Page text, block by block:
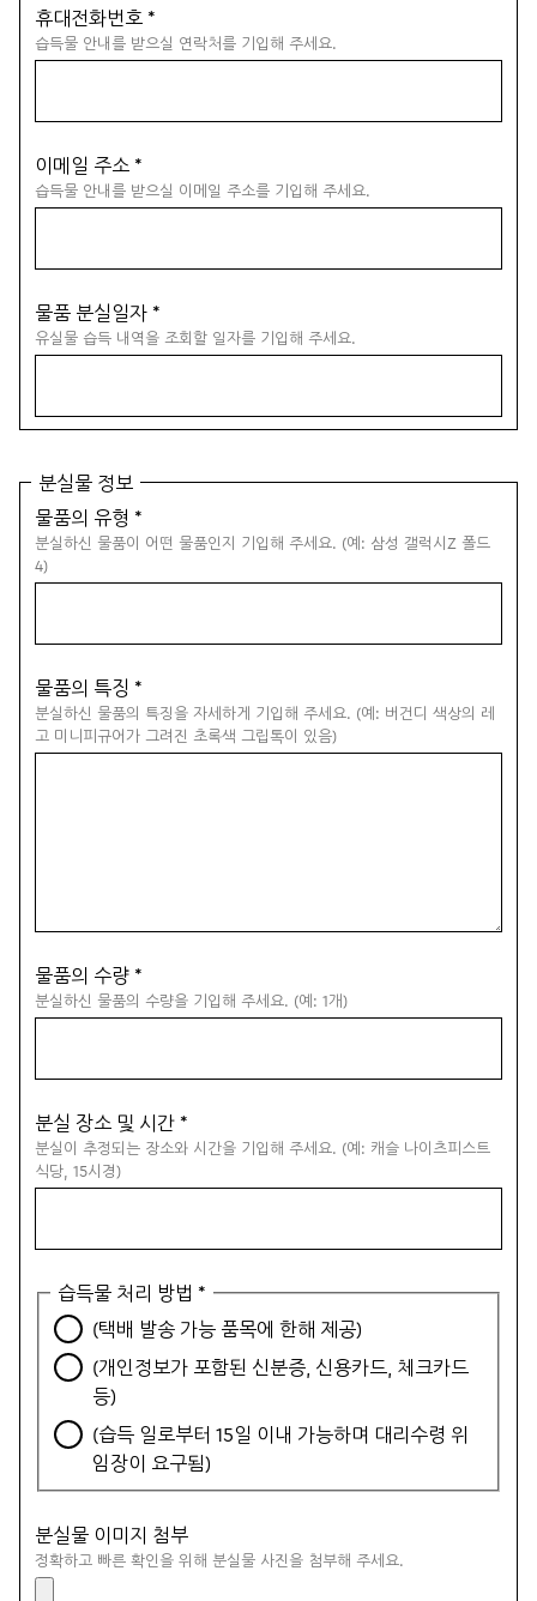
휴대전화번호 *
습득물 안내를 받으실 연락처를 기입해 주세요.
이메일 주소 *
습득물 안내를 받으실 이메일 주소를 기입해 주세요.
물품 분실일자 *
유실물 습득 내역을 조회할 일자를 기입해 주세요.
분실물 정보
물품의 유형 *
분실하신 물품이 어떤 물품인지 기입해 주세요. (예: 삼성 갤럭시Z 폴드
4)
물품의 특징 *
분실하신 물품의 특징을 자세하게 기입해 주세요. (예: 버건디 색상의 레
고 미니피규어가 그려진 초록색 그립톡이 있음)
물품의 수량 *
분실하신 물품의 수량을 기입해 주세요. (예: 1개)
분실 장소 및 시간 *
분실이 추정되는 장소와 시간을 기입해 주세요. (예: 캐슬 나이츠피스트
식당, 15시경)
습득물 처리 방법 *
(택배 발송 가능 품목에 한해 제공)
(개인정보가 포함된 신분증, 신용카드, 체크카드
등)
(습득 일로부터 15일 이내 가능하며 대리수령 위
임장이 요구됨)
분실물 이미지 첨부
정확하고 빠른 확인을 위해 분실물 사진을 첨부해 주세요.